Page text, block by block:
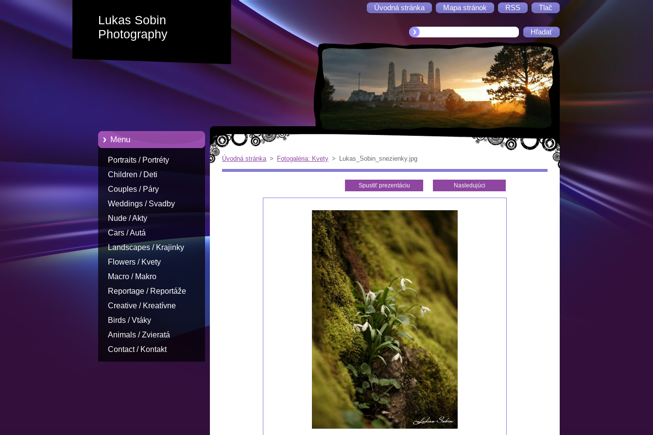
Úvodná stránka Mapa stránok RSS Tlač
Lukas Sobin
Photography
Menu
Portraits / Portréty
Children / Deti
Couples / Páry
Weddings / Svadby
Nude / Akty
Cars / Autá
Landscapes / Krajinky
Flowers / Kvety
Macro / Makro
Reportage / Reportáže
Creative / Kreatívne
Birds / Vtáky
Animals / Zvieratá
Contact / Kontakt
Úvodná stránka > Fotogaléria: Kvety > Lukas_Sobin_snezienky.jpg
Spustiť prezentáciu Nasledujúci